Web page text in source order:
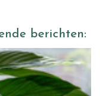
berichten: